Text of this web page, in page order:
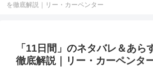
を徹底解説｜リー・カーペンター
「11日間」のネタバレ＆あら
徹底解説｜リー・カーペンタ